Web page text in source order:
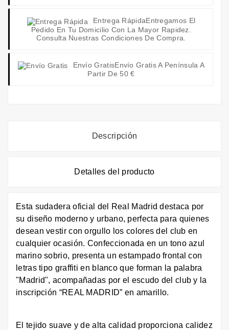
Entrega RápidaEntregamos El
Pedido En Tu Domicilio Con La Mayor Rapidez.
Consulta Nuestras Condiciones De Compra.
Envío GratisEnvío Gratis A Península A
Partir De 50 €
Descripción
Detalles del producto
Esta sudadera oficial del Real Madrid destaca por
su diseño moderno y urbano, perfecta para quienes
desean vestir con orgullo los colores del club en
cualquier ocasión. Confeccionada en un tono azul
marino sobrio, presenta un estampado frontal con
letras tipo graffiti en blanco que forman la palabra
"Madrid", acompañadas por el escudo del club y la
inscripción “REAL MADRID” en amarillo.
El tejido suave y de alta calidad proporciona calidez